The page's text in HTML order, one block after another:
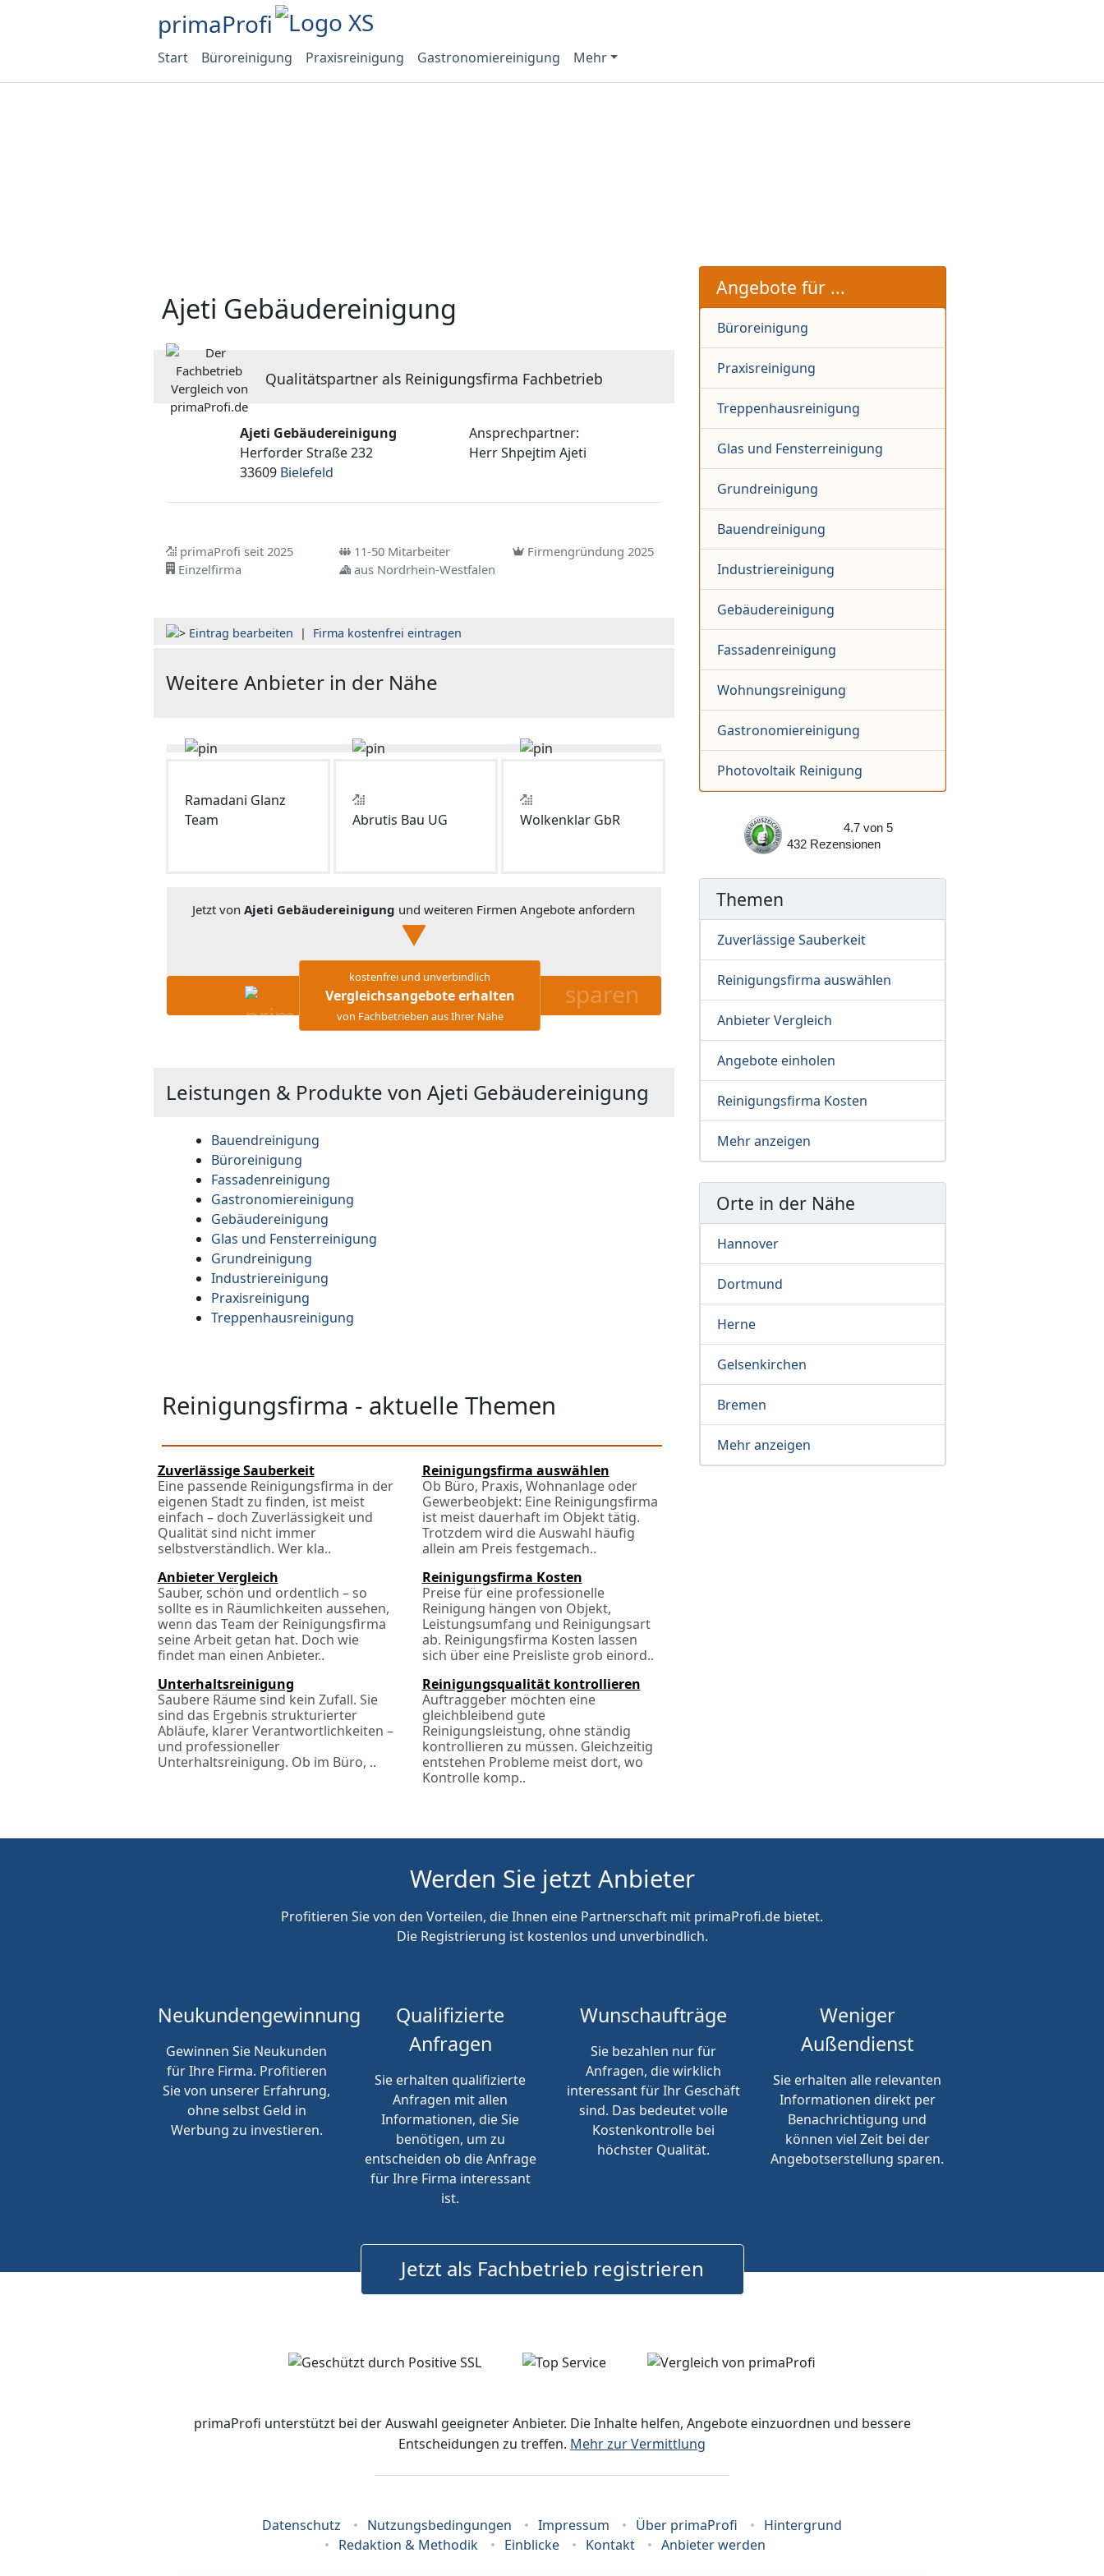
primaProfi
Start Büroreinigung Praxisreinigung Gastronomiereinigung Mehr
Ajeti Gebäudereinigung
Qualitätspartner als Reinigungsfirma Fachbetrieb
Ajeti Gebäudereinigung
Herforder Straße 232
33609 Bielefeld
Ansprechpartner:
HerrShpejtim Ajeti
primaProfi seit 2025 11-50 Mitarbeiter
Firmengründung 2025
Einzelfirma
aus Nordrhein-Westfalen
Eintrag bearbeiten | Firma kostenfrei eintragen
Weitere Anbieter in der Nähe
Ramadani Glanz
Team
Abrutis Bau UG Wolkenklar GbR
Jetzt von Ajeti Gebäudereinigung und weiteren Firmen Angebote anfordern
kostenfrei und unverbindlich
Vergleichsangebote erhalten
von Fachbetrieben aus Ihrer Nähe
sparen
Leistungen & Produkte von Ajeti Gebäudereinigung
Bauendreinigung
Büroreinigung
Fassadenreinigung
Gastronomiereinigung
Gebäudereinigung
Glas und Fensterreinigung
Grundreinigung
Industriereinigung
Praxisreinigung
Treppenhausreinigung
Reinigungsfirma - aktuelle Themen
Zuverlässige Sauberkeit
Eine passende Reinigungsfirma in der
eigenen Stadt zu finden, ist meist
einfach – doch Zuverlässigkeit und
Qualität sind nicht immer
selbstverständlich. Wer kla..
Reinigungsfirma auswählen
Ob Büro, Praxis, Wohnanlage oder
Gewerbeobjekt: Eine Reinigungsfirma
ist meist dauerhaft im Objekt tätig.
Trotzdem wird die Auswahl häufig
allein am Preis festgemach..
Anbieter Vergleich
Sauber, schön und ordentlich – so
sollte es in Räumlichkeiten aussehen,
wenn das Team der Reinigungsfirma
seine Arbeit getan hat. Doch wie
findet man einen Anbieter..
Reinigungsfirma Kosten
Preise für eine professionelle
Reinigung hängen von Objekt,
Leistungsumfang und Reinigungsart
ab. Reinigungsfirma Kosten lassen
sich über eine Preisliste grob einord..
Unterhaltsreinigung
Saubere Räume sind kein Zufall. Sie
sind das Ergebnis strukturierter
Abläufe, klarer Verantwortlichkeiten –
und professioneller
Unterhaltsreinigung. Ob im Büro, ..
Reinigungsqualität kontrollieren
Auftraggeber möchten eine
gleichbleibend gute
Reinigungsleistung, ohne ständig
kontrollieren zu müssen. Gleichzeitig
entstehen Probleme meist dort, wo
Kontrolle komp..
Angebote für ...
Büroreinigung
Praxisreinigung
Treppenhausreinigung
Glas und Fensterreinigung
Grundreinigung
Bauendreinigung
Industriereinigung
Gebäudereinigung
Fassadenreinigung
Wohnungsreinigung
Gastronomiereinigung
Photovoltaik Reinigung
4.7 von5
432
Rezensionen
Themen
Zuverlässige Sauberkeit
Reinigungsfirma auswählen
Anbieter Vergleich
Angebote einholen
Reinigungsfirma Kosten
Mehr anzeigen
Orte in der Nähe
Hannover
Dortmund
Herne
Gelsenkirchen
Bremen
Mehr anzeigen
Werden Sie jetzt Anbieter
Profitieren Sie von den Vorteilen, die Ihnen eine Partnerschaft mit primaProfi.de bietet.
Die Registrierung ist kostenlos und unverbindlich.
Neukundengewinnung
Gewinnen Sie Neukunden
für Ihre Firma. Profitieren
Sie von unserer Erfahrung,
ohne selbst Geld in
Werbung zu investieren.
Qualifizierte
Anfragen
Sie erhalten qualifizierte
Anfragen mit allen
Informationen, die Sie
benötigen, um zu
entscheiden ob die Anfrage
für Ihre Firma interessant
ist.
Wunschaufträge
Sie bezahlen nur für
Anfragen, die wirklich
interessant für Ihr Geschäft
sind. Das bedeutet volle
Kostenkontrolle bei
höchster Qualität.
Weniger
Außendienst
Sie erhalten alle relevanten
Informationen direkt per
Benachrichtigung und
können viel Zeit bei der
Angebotserstellung sparen.
Jetzt als Fachbetrieb registrieren
primaProfi unterstützt bei der Auswahl geeigneter Anbieter. Die Inhalte helfen, Angebote einzuordnen und bessere
Entscheidungen zu treffen. Mehr zur Vermittlung
Datenschutz Nutzungsbedingungen Impressum Über primaProfi
Hintergrund
Redaktion & Methodik
Einblicke Kontakt Anbieter werden